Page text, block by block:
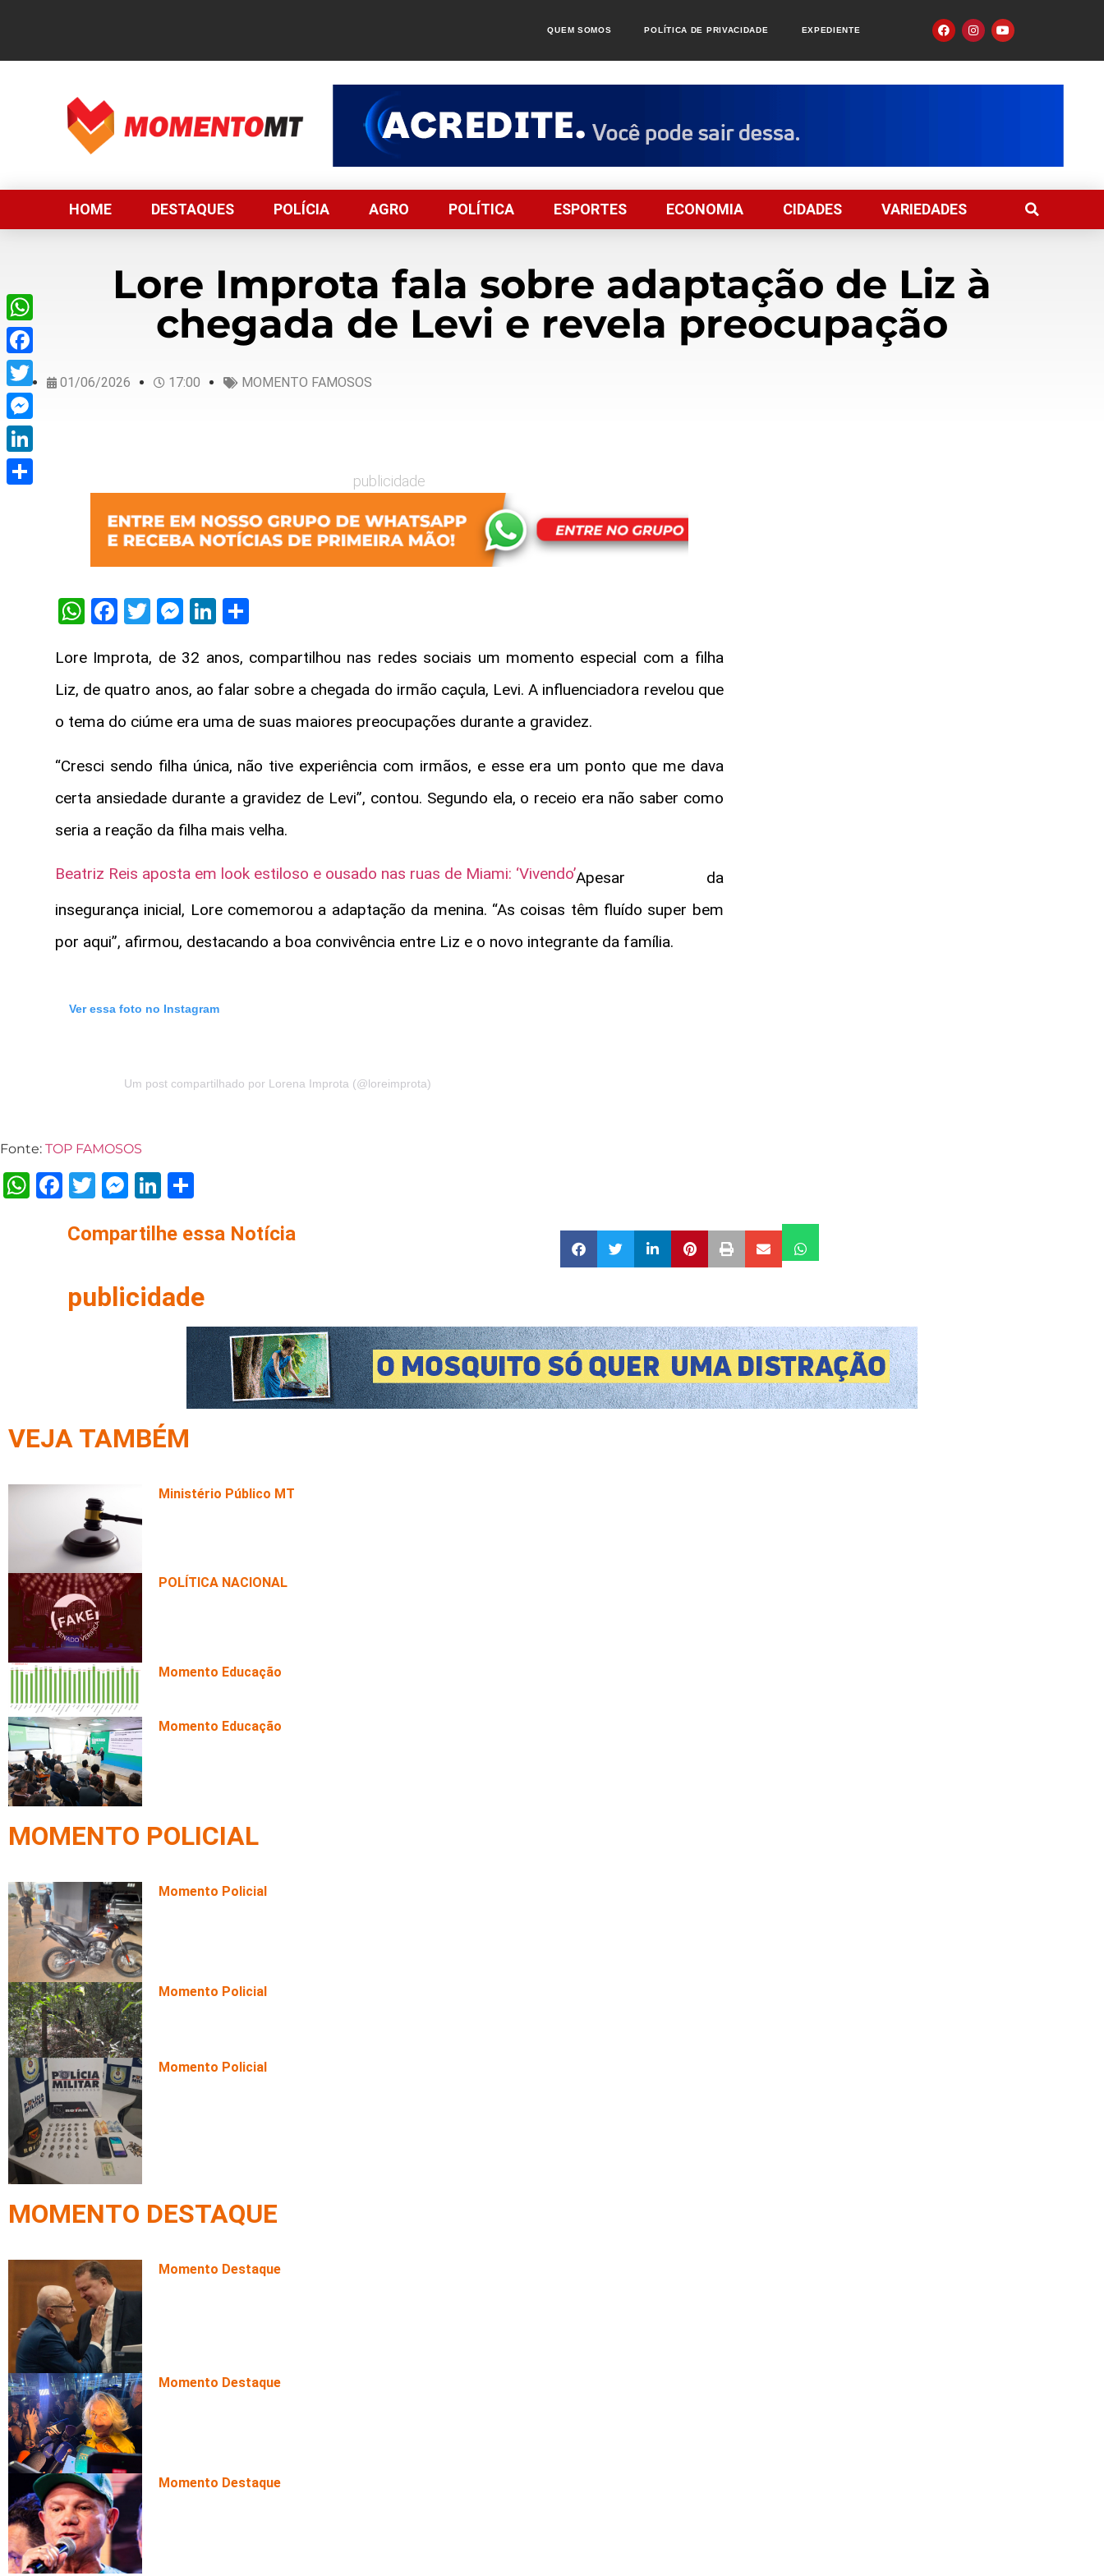
QUEM SOMOS POLÍTICA DE PRIVACIDADE EXPEDIENTE
HOME DESTAQUES POLÍCIA AGRO POLÍTICA ESPORTES ECONOMIA CIDADES VARIEDADES
Lore Improta fala sobre adaptação de Liz à
chegada de Levi e revela preocupação
01/06/2026 17:00 MOMENTO FAMOSOS
publicidade
WhatsApp
Facebook
TwitterMessenger
LinkedIn
Lore Improta, de 32 anos, compartilhou nas redes sociais um momento especial com a filha
Liz, de quatro anos, ao falar sobre a chegada do irmão caçula, Levi. A influenciadora revelou que
o tema do ciúme era uma de suas maiores preocupações durante a gravidez.
“Cresci sendo filha única, não tive experiência com irmãos, e esse era um ponto que me dava
certa ansiedade durante a gravidez de Levi”, contou. Segundo ela, o receio era não saber como
seria a reação da filha mais velha.
Beatriz Reis aposta em look estiloso e ousado nas ruas de Miami: ‘Vivendo’Apesar da
insegurança inicial, Lore comemorou a adaptação da menina. “As coisas têm fluído super bem
por aqui”, afirmou, destacando a boa convivência entre Liz e o novo integrante da família.
Ver essa foto no Instagram
Um post compartilhado por Lorena Improta (@loreimprota)
Fonte: TOP FAMOSOS
WhatsApp
Facebook
Twitter
Messenger
LinkedIn
Compartilhe essa Notícia
publicidade
VEJA TAMBÉM
Ministério Público MT
POLÍTICA NACIONAL
Momento Educação
Momento Educação
MOMENTO POLICIAL
Momento Policial
Momento Policial
Momento Policial
MOMENTO DESTAQUE
Momento Destaque
Momento Destaque
Momento Destaque
WhatsApp
Facebook
Twitter
Messenger
LinkedIn